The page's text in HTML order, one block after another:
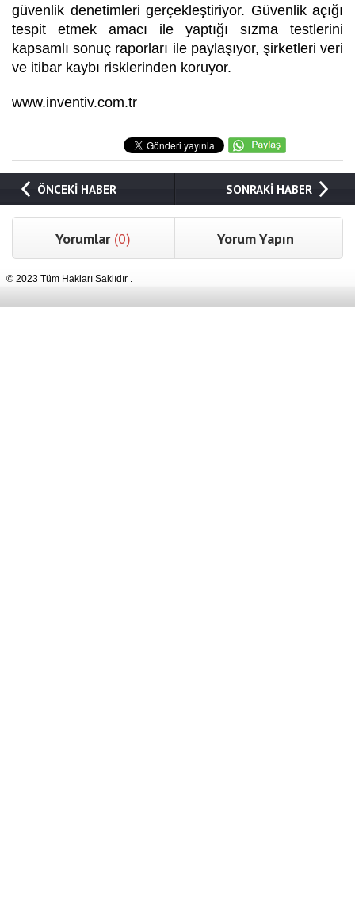
güvenlik denetimleri gerçekleştiriyor. Güvenlik açığı
tespit etmek amacı ile yaptığı sızma testlerini
kapsamlı sonuç raporları ile paylaşıyor, şirketleri veri
ve itibar kaybı risklerinden koruyor.
www.inventiv.com.tr
ÖNCEKİ HABER SONRAKİ HABER
Yorumlar (0) Yorum Yapın
© 2023 Tüm Hakları Saklıdır .